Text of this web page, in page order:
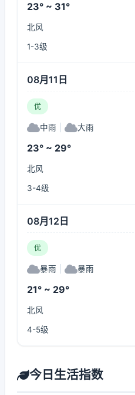
23° ~ 31°
北风
1-3级
08月11日
优
中雨 大雨
23° ~ 29°
北风
3-4级
08月12日
优
暴雨 暴雨
21° ~ 29°
北风
4-5级
今日生活指数